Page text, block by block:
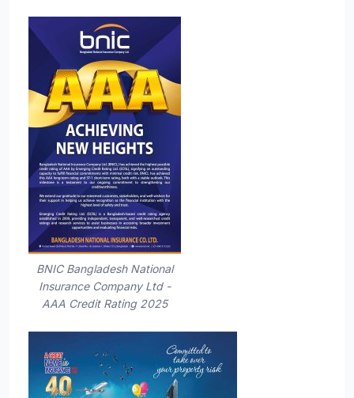
BNIC Bangladesh National
Insurance Company Ltd -
AAA Credit Rating 2025